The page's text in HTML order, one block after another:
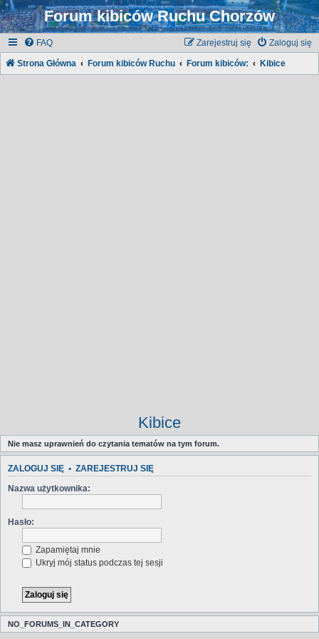
Forum kibiców Ruchu Chorzów
FAQ Zaloguj się
Zarejestruj się
Strona Główna Forum kibiców Ruchu Forum kibiców: Kibice
Kibice
Nie masz uprawnień do czytania tematów na tym forum.
ZALOGUJ SIĘ • ZAREJESTRUJ SIĘ
Nazwa użytkownika:
Hasło:
Zapamiętaj mnie
Ukryj mój status podczas tej sesji
NO_FORUMS_IN_CATEGORY